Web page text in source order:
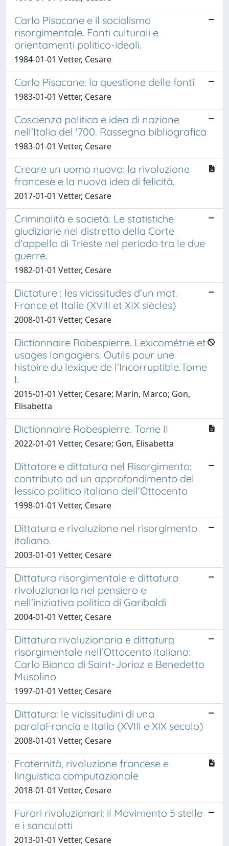
Carlo Pisacane e il socialismo
risorgimentale. Fonti culturali e
orientamenti politico-ideali.
1984-01-01 Vetter, Cesare
Carlo Pisacane: la questione delle fonti
1983-01-01 Vetter, Cesare
Coscienza politica e idea di nazione
nell'Italia del '700. Rassegna bibliografica
1983-01-01 Vetter, Cesare
Creare un uomo nuovo: la rivoluzione
francese e la nuova idea di felicità.
2017-01-01 Vetter, Cesare
Criminalità e società. Le statistiche
giudiziarie nel distretto della Corte
d'appello di Trieste nel periodo tra le due
guerre.
1982-01-01 Vetter, Cesare
Dictature : les vicissitudes d'un mot.
France et Italie (XVIII et XIX siècles)
2008-01-01 Vetter, Cesare
Dictionnaire Robespierre. Lexicométrie et
usages langagiers. Outils pour une
histoire du lexique de l’Incorruptible.Tome
I.
2015-01-01 Vetter, Cesare; Marin, Marco; Gon,
Elisabetta
Dictionnaire Robespierre. Tome II
2022-01-01 Vetter, Cesare; Gon, Elisabetta
Dittatore e dittatura nel Risorgimento:
contributo ad un approfondimento del
lessico politico italiano dell'Ottocento
1998-01-01 Vetter, Cesare
Dittatura e rivoluzione nel risorgimento
italiano.
2003-01-01 Vetter, Cesare
Dittatura risorgimentale e dittatura
rivoluzionaria nel pensiero e
nell’iniziativa politica di Garibaldi
2004-01-01 Vetter, Cesare
Dittatura rivoluzionaria e dittatura
risorgimentale nell’Ottocento italiano:
Carlo Bianco di Saint-Jorioz e Benedetto
Musolino
1997-01-01 Vetter, Cesare
Dittatura: le vicissitudini di una
parolaFrancia e Italia (XVIII e XIX secolo)
2008-01-01 Vetter, Cesare
Fraternità, rivoluzione francese e
linguistica computazionale
2018-01-01 Vetter, Cesare
Furori rivoluzionari: il Movimento 5 stelle
e i sanculotti
2013-01-01 Vetter, Cesare